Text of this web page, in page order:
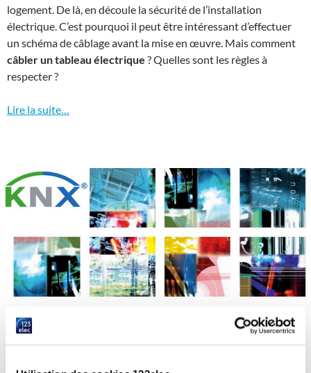
logement. De là, en découle la sécurité de l’installation
électrique. C’est pourquoi il peut être intéressant d’effectuer
un schéma de câblage avant la mise en œuvre. Mais comment
câbler un tableau électrique ? Quelles sont les règles à
respecter ?
Lire la suite…
DOMOTIQUE - MAISON CONNECTÉE TOP ARTICLES,TOP
ARTICLES "DOMOTIQUE - MAISON CONNECTÉ"
La domotique via le